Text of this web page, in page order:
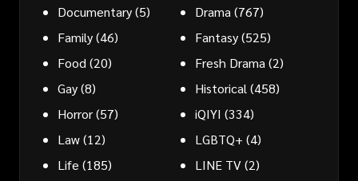
Documentary(5) Drama (767)
Family(46) Fantasy(525)
Food (20) Fresh Drama (2)
Gay(8) Historical (458)
Horror(57) iQIYI (334)
Law(12) LGBTQ+ (4)
Life (185) LINE TV(2)